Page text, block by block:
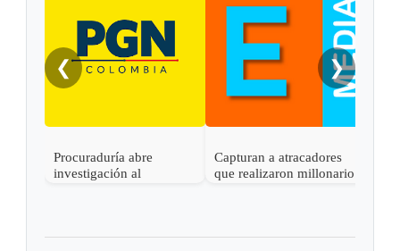
❮
Procuraduría abre
investigación al
política
Capturan a atracadores
que realizaron millonario
❯